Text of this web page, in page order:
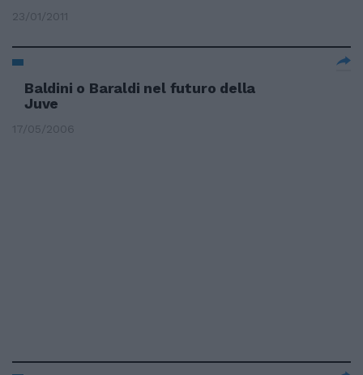
23/01/2011
Baldini o Baraldi nel futuro della
Juve
17/05/2006